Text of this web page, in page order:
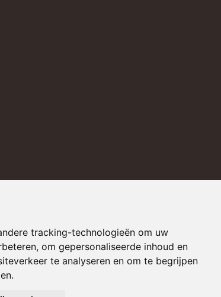
tracking-technologieën om uw
om gepersonaliseerde inhoud en
te analyseren en om te begrijpen